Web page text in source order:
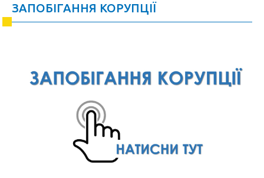
ЗАПОБІГАННЯ КОРУПЦІЇ